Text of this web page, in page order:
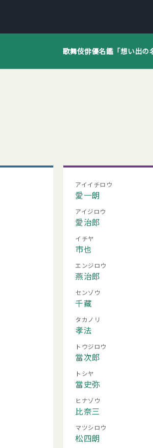
歌舞伎俳優名鑑「想い出の
アイイチロウ
愛一朗
アイジロウ
愛治郎
イチヤ
市也
エンジロウ
燕治郎
センゾウ
千藏
タカノリ
孝法
トウジロウ
當次郎
トシヤ
當史弥
ヒナゾウ
比奈三
マツシロウ
松四朗